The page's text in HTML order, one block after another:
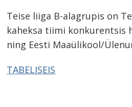
Teise liiga B-alagrupis on
kaheksa tiimi konkurentsis
ning Eesti Maaülikool/
TABELISEIS